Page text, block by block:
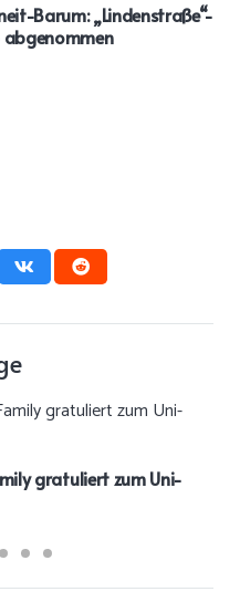
Barum: „Lindenstraße“-
abgenommen
Anatomy“-Star Jessica